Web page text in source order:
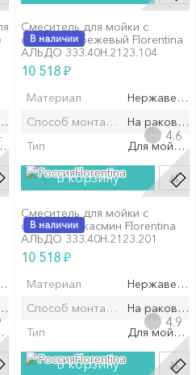
мойку
В наличии
Смеситель для мойки с
фильтром бежевый Florentina
АЛЬДО 333.40H.2123.104
10 518 ₽
Материал
Способ монтажа/установки
На
Тип
Для мойки
В корзину
сталь
мойку
Florentina
4.6
В наличии
Смеситель для мойки с
фильтром жасмин Florentina
АЛЬДО 333.40H.2123.201
10 518 ₽
Материал
Способ монтажа/установки
На
Тип
Для мойки
В корзину
Florentina
4.9